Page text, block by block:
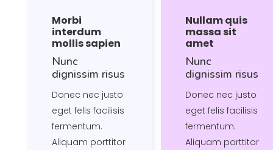
Morbi
interdum
mollis sapien
Nunc
dignissim risus
Donec nec justo
eget felis facilisis
fermentum.
Aliquam porttitor
Nullam quis
massa sit
amet
Nunc
dignissim risus
Donec nec justo
eget felis facilisis
fermentum.
Aliquam porttitor